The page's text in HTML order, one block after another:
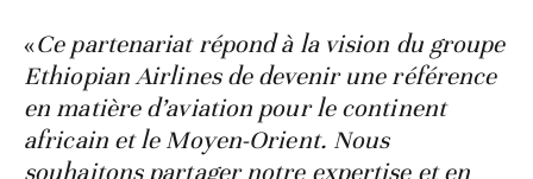
«Ce partenariat répond à la vision du groupe
Ethiopian Airlines de devenir une référence
en matière d’aviation pour le continent
africain et le Moyen-Orient. Nous
souhaitons partager notre expertise et en